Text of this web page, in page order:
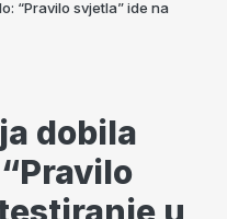
“Pravilo svjetla” ide na
dobila